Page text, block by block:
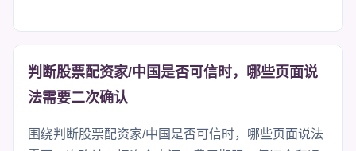
判断股票配资家/中国是否可信时，哪些页面说
法需要二次确认
围绕判断股票配资家/中国是否可信时，哪些页面说法